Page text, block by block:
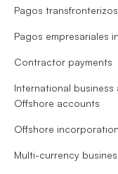
Pagos transfronterizos
Pagos empresariales
Contractor payments
International business
Offshore accounts
Offshore incorporation
Multi-currency